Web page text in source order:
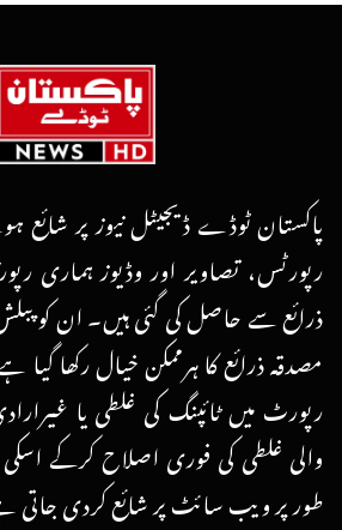
پاکستان ٹوڈے ڈیجیٹل نیوز پر شائع
رپورٹس، تصاویر اور وڈیوز ہماری
ذرائع سے حاصل کی گئی ہیں۔ ان کو
مصدقہ ذرائع کا ہرممکن خیال رکھا گیا
رپورٹ میں ٹائپنگ کی غلطی یا
والی غلطی کی فوری اصلاح کرکے اسکی
طور پر ویب سائٹ پر شائع کردی